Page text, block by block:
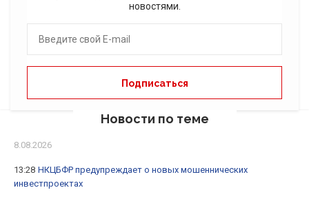
новостями.
Новости по теме
8.08.2026
13:28 НКЦБФР предупреждает о новых мошеннических
инвестпроектах